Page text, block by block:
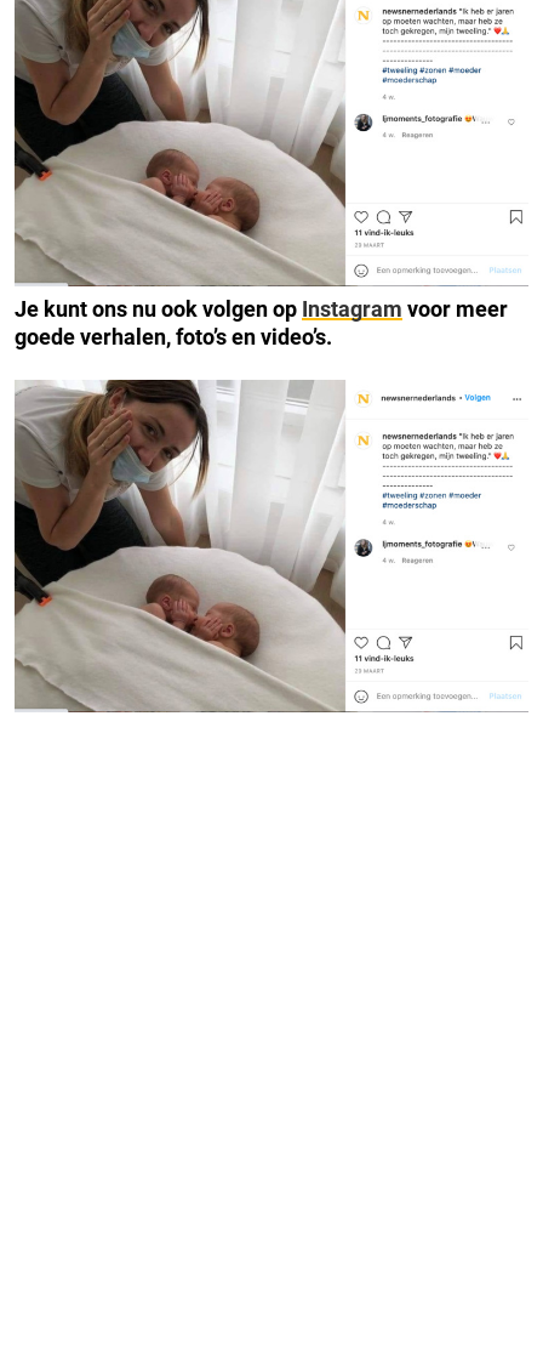
Je kunt ons nu ook volgen op Instagram voor meer
goede verhalen, foto’s en video’s.